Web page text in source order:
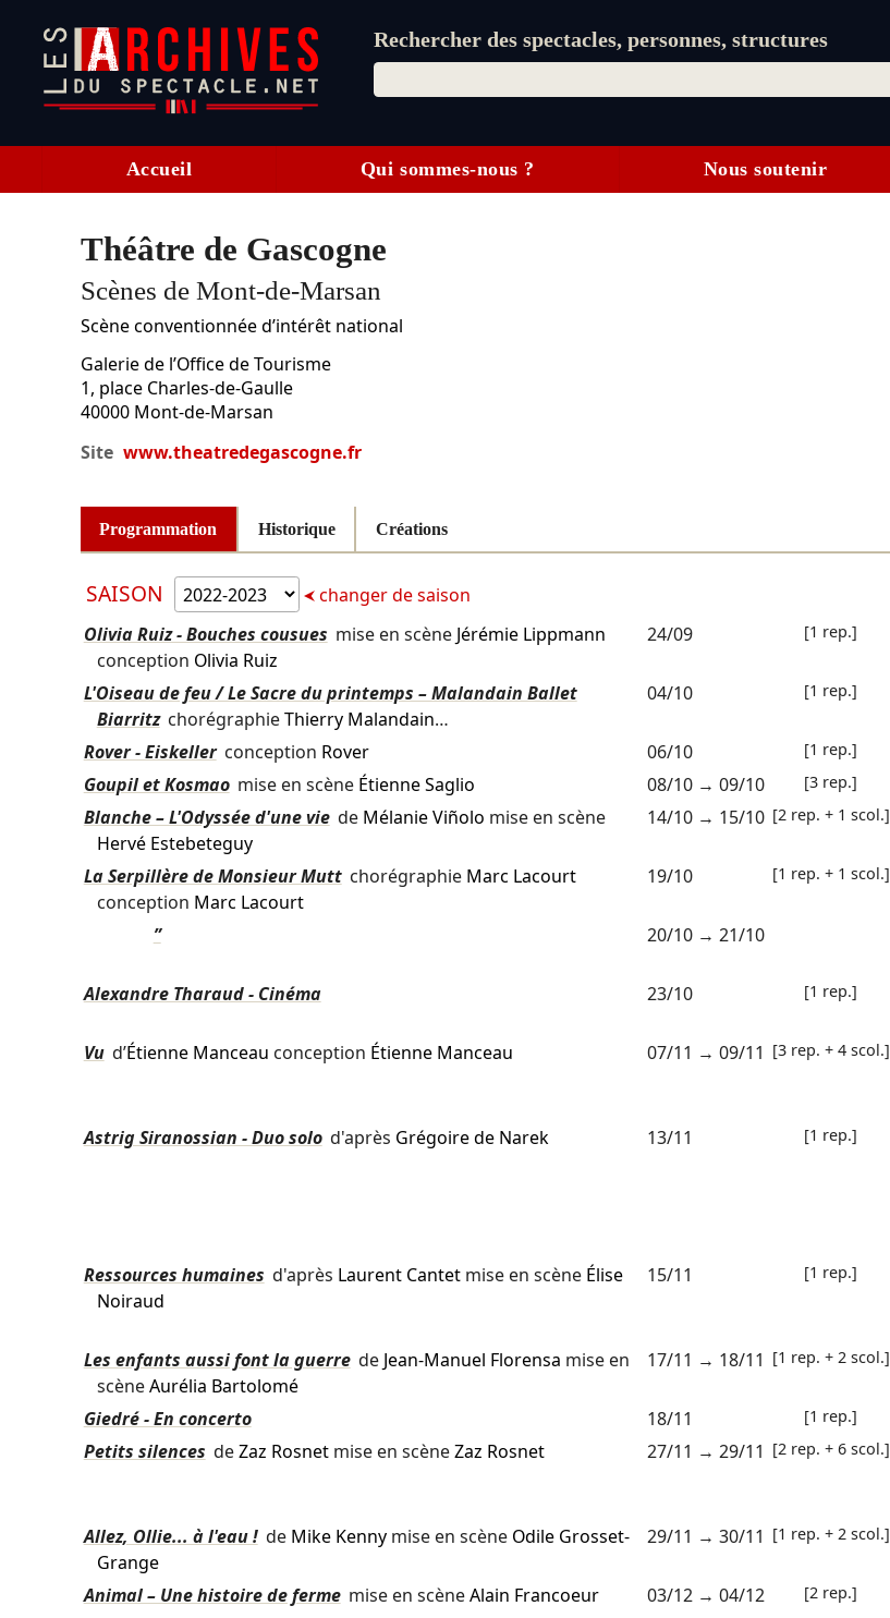
Rechercher des spectacles, personnes, structures
Accueil Qui sommes-nous ? Nous soutenir
Théâtre de Gascogne
Scènes de Mont-de-Marsan
Scène conventionnée d’intérêt national
Galerie de l’Office de Tourisme
1, place Charles-de-Gaulle
40000 Mont-de-Marsan
Site www.theatredegascogne.fr
Programmation Historique Créations
SAISON
changer de saison
Olivia Ruiz - Bouches cousues mise en scène Jérémie Lippmann
conception Olivia Ruiz
24/09 [1 rep.]
L'Oiseau de feu / Le Sacre du printemps – Malandain Ballet
Biarritz chorégraphieThierry Malandain…
04/10 [1 rep.]
Rover - Eiskeller conception Rover 06/10 [1 rep.]
Goupil et Kosmao mise en scène Étienne Saglio 08/10→ 09/10 [3 rep.]
Blanche – L'Odyssée d'une vie de Mélanie Viñolo mise en scène
Hervé Estebeteguy
14/10→ 15/10 [2 rep. + 1 scol.]
La Serpillère de Monsieur Mutt chorégraphie Marc Lacourt
conception Marc Lacourt
19/10 [1 rep. + 1 scol.]
” 20/10→ 21/10
Alexandre Tharaud - Cinéma 23/10 [1 rep.]
Vu d’Étienne Manceau conception Étienne Manceau 07/11 → 09/11 [3 rep. + 4 scol.]
Astrig Siranossian - Duo solo d'après Grégoire de Narek 13/11 [1 rep.]
Ressources humaines d'après Laurent Cantetmise en scène Élise
Noiraud
15/11 [1 rep.]
Les enfants aussi font la guerre de Jean-Manuel Florensa mise en
scèneAurélia Bartolomé
17/11 → 18/11 [1 rep. + 2 scol.]
Giedré - En concerto 18/11 [1 rep.]
Petits silences deZaz Rosnetmise en scèneZaz Rosnet 27/11 → 29/11 [2 rep. + 6 scol.]
Allez, Ollie... à l'eau ! de Mike Kennymise en scène Odile Grosset-
Grange
29/11 → 30/11 [1 rep. + 2 scol.]
Animal – Une histoire de ferme mise en scèneAlain Francoeur 03/12→ 04/12 [2 rep.]